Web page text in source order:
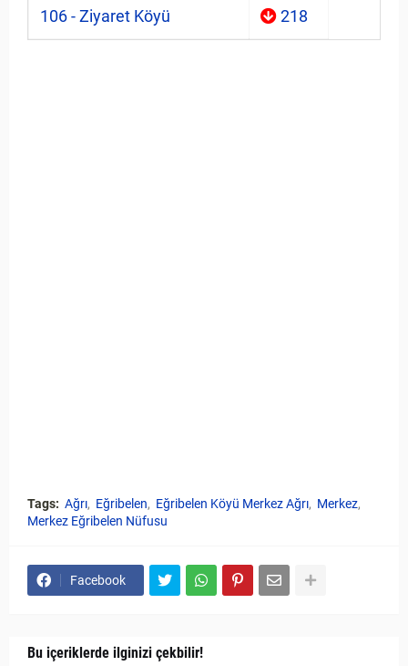
106 - Ziyaret Köyü 218
Tags: Ağrı Eğribelen Eğribelen Köyü Merkez Ağrı
Merkez
Merkez Eğribelen Nüfusu
Facebook
Bu içeriklerde ilginizi çekbilir!